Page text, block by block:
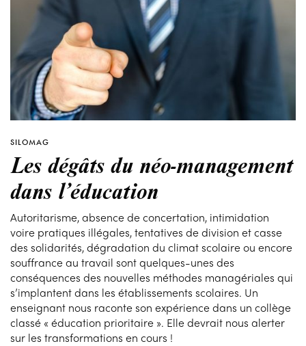
SILOMAG
Les dégâts du néo-management
dans l’éducation
Autoritarisme, absence de concertation, intimidation
voire pratiques illégales, tentatives de division et casse
des solidarités, dégradation du climat scolaire ou encore
souffrance au travail sont quelques-unes des
conséquences des nouvelles méthodes managériales qui
s’implantent dans les établissements scolaires. Un
enseignant nous raconte son expérience dans un collège
classé « éducation prioritaire ». Elle devrait nous alerter
sur les transformations en cours !